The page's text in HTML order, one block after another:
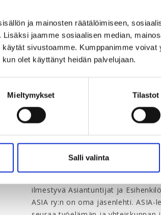
ja mainosten räätälöimiseen,
jaamme sosiaalisen median,
sivustoamme. Kumppanimme voivat
olet käyttänyt heidän palvelujaan.
Mieltymykset Tilastot
Salli valinta
ASIA-lehti
ilmestyvä Asiantuntijat ja
ASIA ry:n on oma jäsenlehti. ASIA-